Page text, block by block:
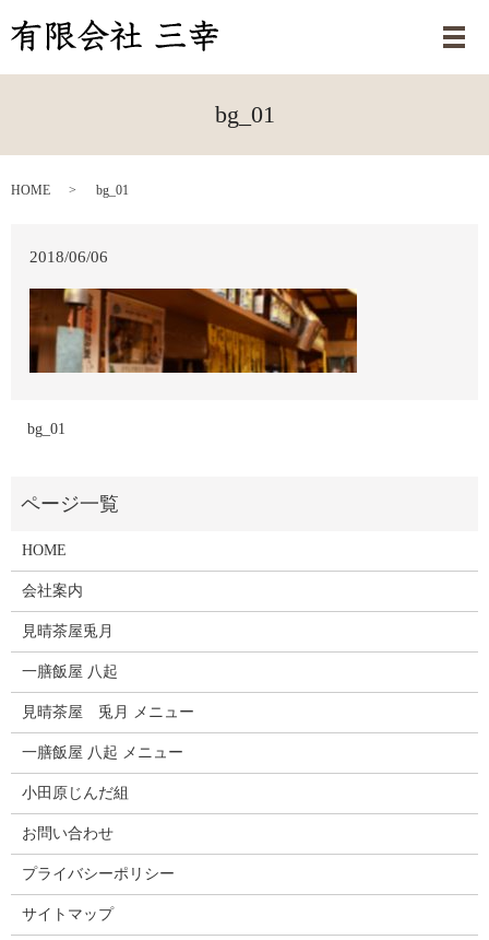
メ
bg_01
HOME bg_01
2018/06/06
bg_01
HOME
会社案内
見晴茶屋兎月
一膳飯屋 八起
見晴茶屋 兎月 メニュー
一膳飯屋 八起 メニュー
小田原じんだ組
お問い合わせ
プライバシーポリシー
サイトマップ